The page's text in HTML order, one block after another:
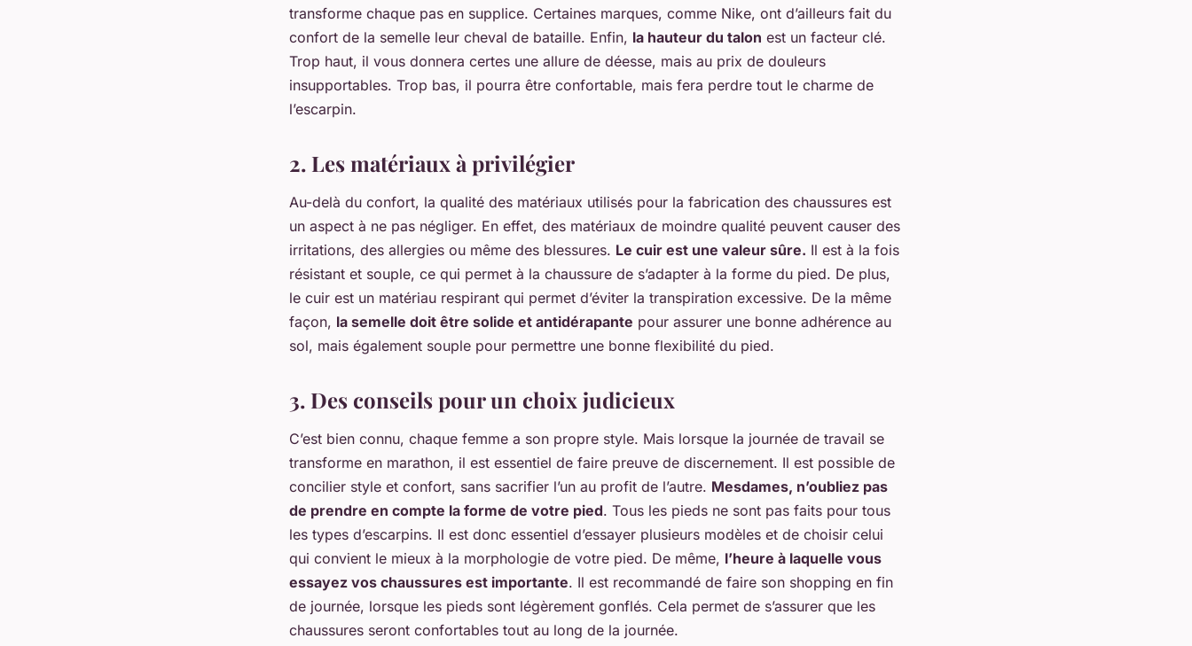
transforme chaque pas en supplice. Certaines marques, comme Nike, ont d’ailleurs fait du
confort de la semelle leur cheval de bataille. Enfin, la hauteur du talon est un facteur clé.
Trop haut, il vous donnera certes une allure de déesse, mais au prix de douleurs
insupportables. Trop bas, il pourra être confortable, mais fera perdre tout le charme de
l’escarpin.
2. Les matériaux à privilégier
Au-delà du confort, la qualité des matériaux utilisés pour la fabrication des chaussures est
un aspect à ne pas négliger. En effet, des matériaux de moindre qualité peuvent causer des
irritations, des allergies ou même des blessures. Le cuir est une valeur sûre. Il est à la fois
résistant et souple, ce qui permet à la chaussure de s’adapter à la forme du pied. De plus,
le cuir est un matériau respirant qui permet d’éviter la transpiration excessive. De la même
façon, la semelle doit être solide et antidérapante pour assurer une bonne adhérence au
sol, mais également souple pour permettre une bonne flexibilité du pied.
3. Des conseils pour un choix judicieux
C’est bien connu, chaque femme a son propre style. Mais lorsque la journée de travail se
transforme en marathon, il est essentiel de faire preuve de discernement. Il est possible de
concilier style et confort, sans sacrifier l’un au profit de l’autre. Mesdames, n’oubliez pas
de prendre en compte la forme de votre pied. Tous les pieds ne sont pas faits pour tous
les types d’escarpins. Il est donc essentiel d’essayer plusieurs modèles et de choisir celui
qui convient le mieux à la morphologie de votre pied. De même, l’heure à laquelle vous
essayez vos chaussures est importante. Il est recommandé de faire son shopping en fin
de journée, lorsque les pieds sont légèrement gonflés. Cela permet de s’assurer que les
chaussures seront confortables tout au long de la journée.